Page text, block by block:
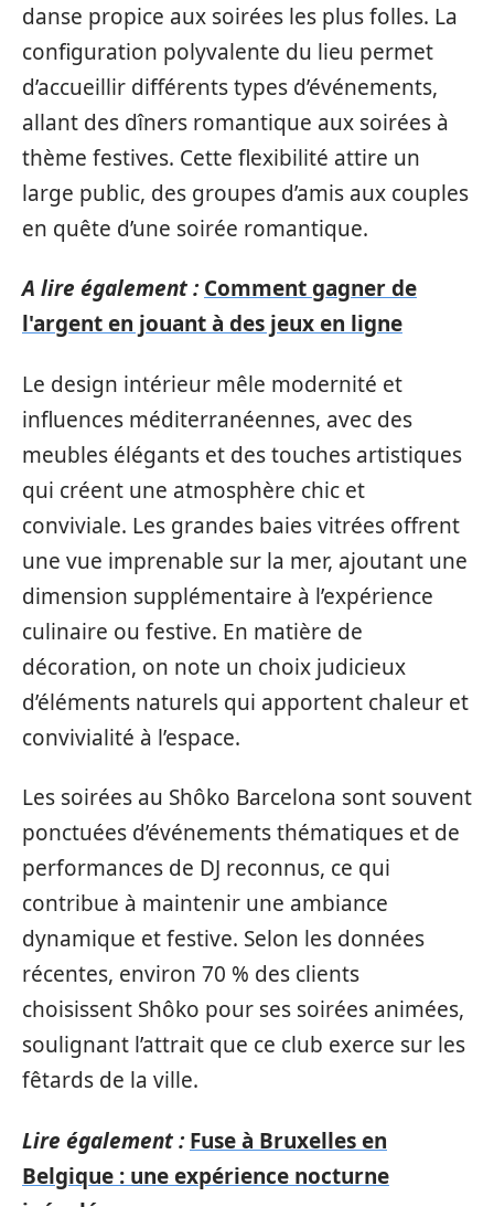
danse propice aux soirées les plus folles. La
configuration polyvalente du lieu permet
d’accueillir différents types d’événements,
allant des dîners romantique aux soirées à
thème festives. Cette flexibilité attire un
large public, des groupes d’amis aux couples
en quête d’une soirée romantique.
A lire également : Comment gagner de
l'argent en jouant à des jeux en ligne
Le design intérieur mêle modernité et
influences méditerranéennes, avec des
meubles élégants et des touches artistiques
qui créent une atmosphère chic et
conviviale. Les grandes baies vitrées offrent
une vue imprenable sur la mer, ajoutant une
dimension supplémentaire à l’expérience
culinaire ou festive. En matière de
décoration, on note un choix judicieux
d’éléments naturels qui apportent chaleur et
convivialité à l’espace.
Les soirées au Shôko Barcelona sont souvent
ponctuées d’événements thématiques et de
performances de DJ reconnus, ce qui
contribue à maintenir une ambiance
dynamique et festive. Selon les données
récentes, environ 70 % des clients
choisissent Shôko pour ses soirées animées,
soulignant l’attrait que ce club exerce sur les
fêtards de la ville.
Lire également : Fuse à Bruxelles en
Belgique : une expérience nocturne